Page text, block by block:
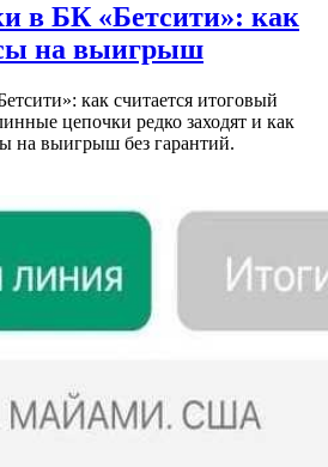
в БК «Бетсити»: как
на выигрыш
как считается итоговый
цепочки редко заходят и как
на выигрыш без гарантий.